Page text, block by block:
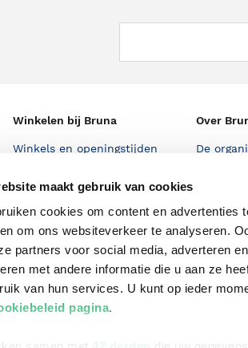
maakt gebruik van cookies
cookies om content en
om ons websiteverkeer te analyseren.
partners voor social media, adverteren
met andere informatie die u aan ze
van hun services. U kunt op ieder
pagina.
Winkelen bij Bruna
Winkels en openingstijden
Cadeaukaarten
Cadeauboxen
Staatsloterij
ING Servicepunten
Over
De
De